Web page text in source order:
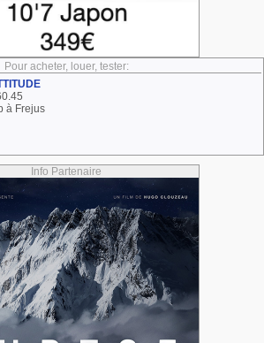
Pour acheter, louer, tester:
à Frejus
Info Partenaire